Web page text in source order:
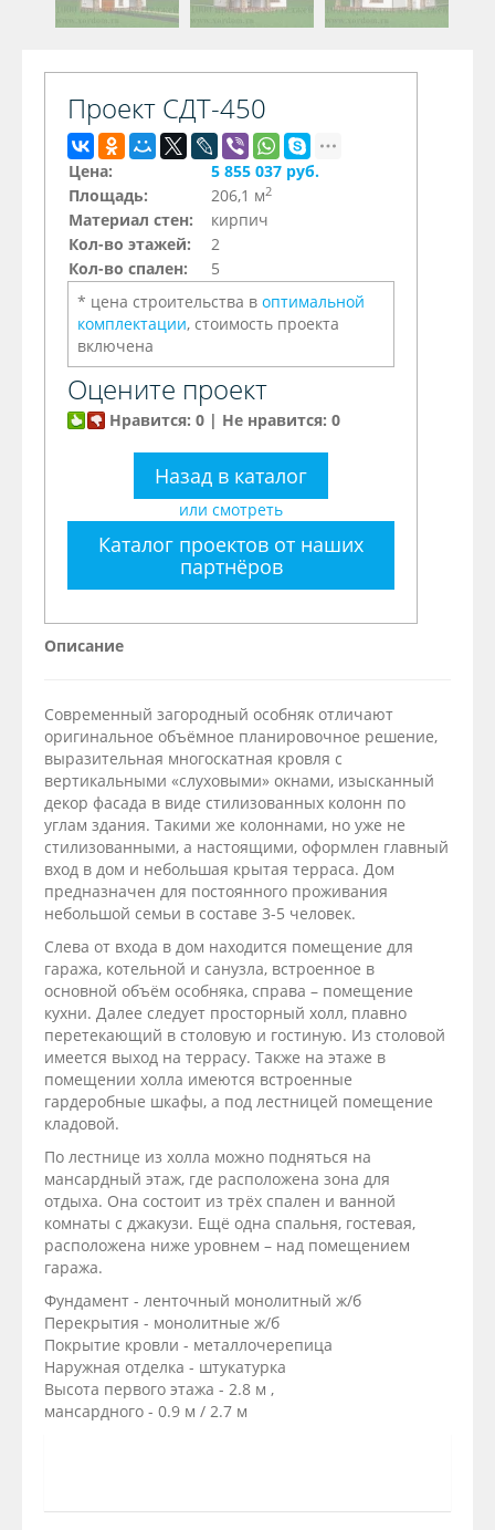
Проект СДТ-450
Цена:
5 855 037 руб.
Площадь:
206,1 м2
Материал стен:
кирпич
Кол-во этажей:
2
Кол-во спален:
5
* цена строительства в оптимальной
комплектации, стоимость проекта
включена
Оцените проект
Нравится: 0 | Не нравится: 0
Назад в каталог
или смотреть
Каталог проектов от наших
партнёров
Описание
Современный загородный особняк отличают
оригинальное объёмное планировочное решение,
выразительная многоскатная кровля с
вертикальными «слуховыми» окнами, изысканный
декор фасада в виде стилизованных колонн по
углам здания. Такими же колоннами, но уже не
стилизованными, а настоящими, оформлен главный
вход в дом и небольшая крытая терраса. Дом
предназначен для постоянного проживания
небольшой семьи в составе 3-5 человек.
Слева от входа в дом находится помещение для
гаража, котельной и санузла, встроенное в
основной объём особняка, справа – помещение
кухни. Далее следует просторный холл, плавно
перетекающий в столовую и гостиную. Из столовой
имеется выход на террасу. Также на этаже в
помещении холла имеются встроенные
гардеробные шкафы, а под лестницей помещение
кладовой.
По лестнице из холла можно подняться на
мансардный этаж, где расположена зона для
отдыха. Она состоит из трёх спален и ванной
комнаты с джакузи. Ещё одна спальня, гостевая,
расположена ниже уровнем – над помещением
гаража.
Фундамент - ленточный монолитный ж/б
Перекрытия - монолитные ж/б
Покрытие кровли - металлочерепица
Наружная отделка - штукатурка
Высота первого этажа - 2.8 м ,
мансардного - 0.9 м / 2.7 м